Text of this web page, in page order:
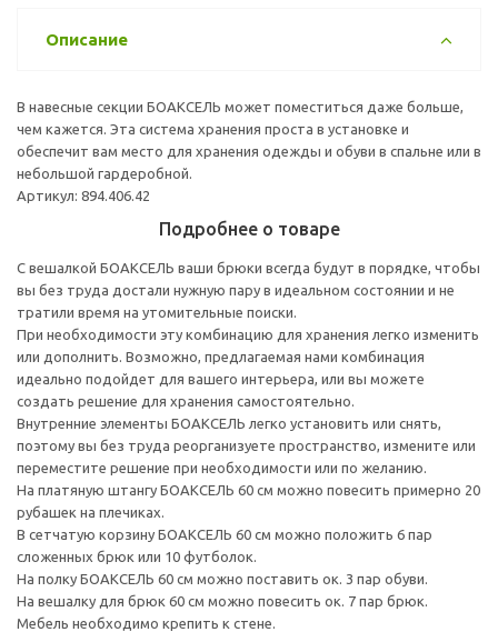
Описание
В навесные секции БОАКСЕЛЬ может поместиться даже больше,
чем кажется. Эта система хранения проста в установке и
обеспечит вам место для хранения одежды и обуви в спальне или в
небольшой гардеробной.
Артикул: 894.406.42
Подробнее о товаре
С вешалкой БОАКСЕЛЬ ваши брюки всегда будут в порядке, чтобы
вы без труда достали нужную пару в идеальном состоянии и не
тратили время на утомительные поиски.
При необходимости эту комбинацию для хранения легко изменить
или дополнить. Возможно, предлагаемая нами комбинация
идеально подойдет для вашего интерьера, или вы можете
создать решение для хранения самостоятельно.
Внутренние элементы БОАКСЕЛЬ легко установить или снять,
поэтому вы без труда реорганизуете пространство, измените или
переместите решение при необходимости или по желанию.
На платяную штангу БОАКСЕЛЬ 60 см можно повесить примерно 20
рубашек на плечиках.
В сетчатую корзину БОАКСЕЛЬ 60 см можно положить 6 пар
сложенных брюк или 10 футболок.
На полку БОАКСЕЛЬ 60 см можно поставить ок. 3 пар обуви.
На вешалку для брюк 60 см можно повесить ок. 7 пар брюк.
Мебель необходимо крепить к стене.